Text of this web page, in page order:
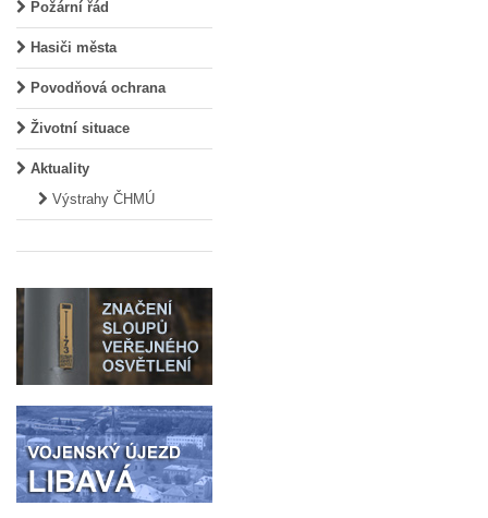
Požární řád
Hasiči města
Povodňová ochrana
Životní situace
Aktuality
Výstrahy ČHMÚ